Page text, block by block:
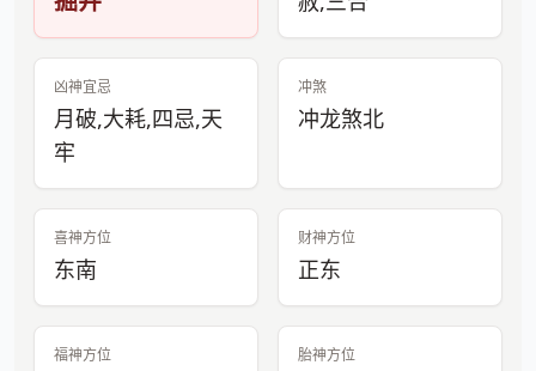
凶神宜忌
月破,大耗,四忌,天
牢
冲煞
冲龙煞北
喜神方位
东南
财神方位
正东
福神方位 胎神方位